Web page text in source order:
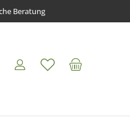
Beratung